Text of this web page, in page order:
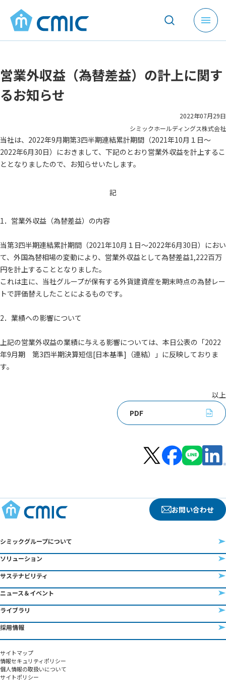
メ
ニ
を
開
営業外収益（為替差益）の計上に関す
るお知らせ
2022年07月29日
シミックホールディングス株式会社
当社は、2022年9月期第3四半期連結累計期間（2021年10月１日～
2022年6月30日）におきまして、下記のとおり営業外収益を計上するこ
ととなりましたので、お知らせいたします。
記
1．営業外収益（為替差益）の内容
当第3四半期連結累計期間（2021年10月１日～2022年6月30日）におい
て、外国為替相場の変動により、営業外収益として為替差益1,222百万
円を計上することとなりました。
これは主に、当社グループが保有する外貨建資産を期末時点の為替レー
トで評価替えしたことによるものです。
2．業績への影響について
上記の営業外収益の業績に与える影響については、本日公表の「2022
年9月期 第3四半期決算短信[日本基準]（連結）」に反映しておりま
す。
以上
PDF
お問い合わせ
シミックグループについて
ソリューション
サステナビリティ
ニュース＆イベント
ライブラリ
採用情報
サイトマップ
情報セキュリティポリシー
個人情報の取扱いについて
サイトポリシー